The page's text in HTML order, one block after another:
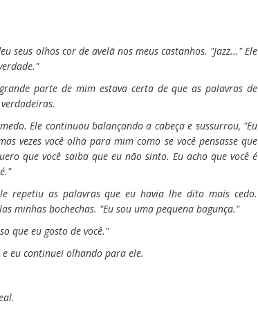
seus olhos cor de avelã nos meus castanhos. "Jazz..." Ele
parte de mim estava certa de que as palavras de
Ele continuou balançando a cabeça e sussurrou, "Eu
vezes você olha para mim como se você pensasse que
que você saiba que eu não sinto. Eu acho que você é
repetiu as palavras que eu havia lhe dito mais cedo.
minhas bochechas. "Eu sou uma pequena bagunça."
que eu gosto de você."
eu continuei olhando para ele.